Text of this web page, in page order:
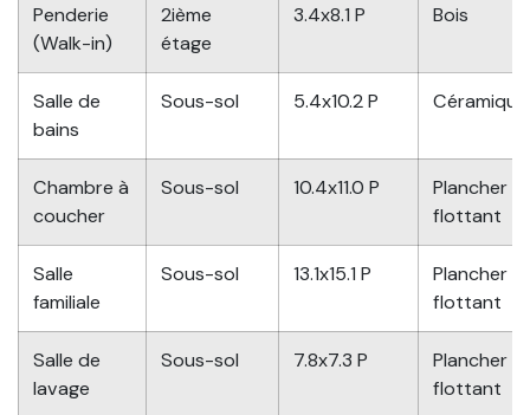
Penderie
(Walk-in)
2ième
étage
3.4x8.1 P Bois
Salle de
bains
Sous-sol 5.4x10.2 P Céramique
Chambre à
coucher
Sous-sol 10.4x11.0 P
Plancher
flottant
Salle
familiale
Sous-sol 13.1x15.1 P
Plancher
flottant
Salle de
lavage
Sous-sol 7.8x7.3 P
Plancher
flottant